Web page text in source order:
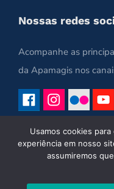
Nossas redes
Acompanhe as
da Apamagis nos
Usamos cookies
experiência em nosso
assumiremos